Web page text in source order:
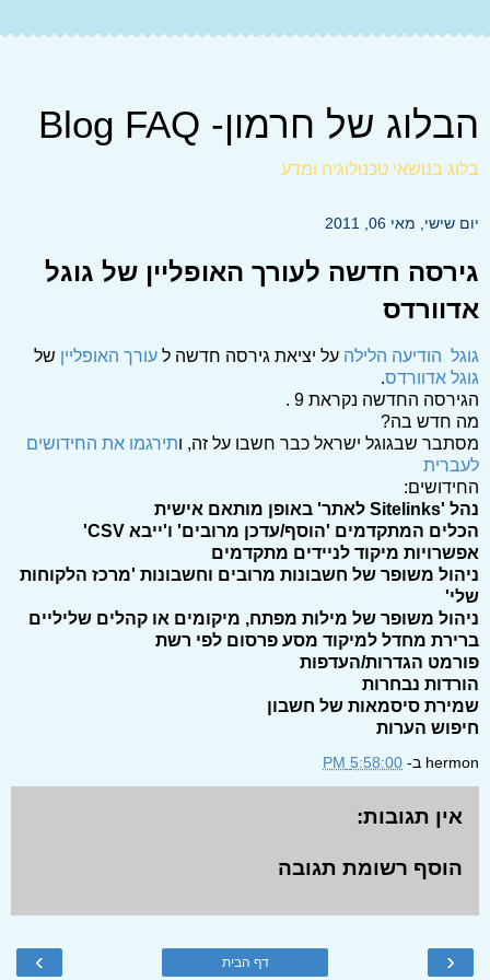
הבלוג של חרמון- Blog FAQ
בלוג בנושאי טכנולוגיה ומדע
יום שישי, מאי 06, 2011
גירסה חדשה לעורך האופליין של גוגל
אדוורדס
גוגל הודיעה הלילה על יציאת גירסה חדשה ל עורך האופליין של
גוגל אדוורדס.
הגירסה החדשה נקראת 9 .
מה חדש בה?
מסתבר שבגוגל ישראל כבר חשבו על זה, ותירגמו את החידושים
לעברית
החידושים:
נהל 'Sitelinks לאתר' באופן מותאם אישית
הכלים המתקדמים 'הוסף/עדכן מרובים' ו'ייבא CSV'
אפשרויות מיקוד לניידים מתקדמים
ניהול משופר של חשבונות מרובים וחשבונות 'מרכז הלקוחות
שלי'
ניהול משופר של מילות מפתח, מיקומים או קהלים שליליים
ברירת מחדל למיקוד מסע פרסום לפי רשת
פורמט הגדרות/העדפות
הורדות נבחרות
שמירת סיסמאות של חשבון
חיפוש הערות
hermon ב- 5:58:00 PM
אין תגובות:
הוסף רשומת תגובה
‹
› דף הבית